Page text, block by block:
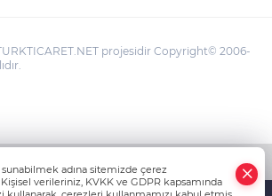
projesidir Copyright© 2006-
adına sitemizde çerez
verileriniz, KVKK ve GDPR kapsamında